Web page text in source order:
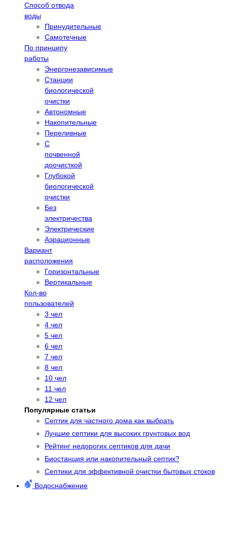
Способ отвода
воды
Принудительные
Самотечные
По принципу
работы
Энергонезависимые
Станции
биологической
очистки
Автономные
Накопительные
Переливные
С
почвенной
доочисткой
Глубокой
биологической
очистки
Без
электричества
Электрические
Аэрационные
Вариант
расположения
Горизонтальные
Вертикальные
Кол-во
пользователей
3 чел
4 чел
5 чел
6 чел
7 чел
8 чел
10 чел
11 чел
12 чел
Популярные статьи
Cептик для частного дома как выбрать
Лучшие септики для высоких грунтовых вод
Рейтинг недорогих септиков для дачи
Биостанция или накопительный септик?
Септики для эффективной очистки бытовых стоков
Водоснабжение